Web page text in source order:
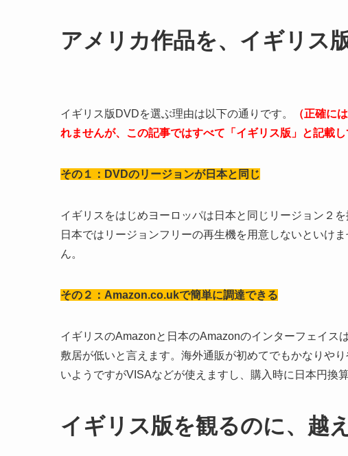
アメリカ作品を、イギリス
イギリス版DVDを選ぶ理由は以下の通りです。
（正確に
れませんが、この記事ではすべて「イギリス版」と記載し
その１：DVDのリージョンが日本と同じ
イギリスをはじめヨーロッパは日本と同じリージョン２
日本ではリージョンフリーの再生機を用意しないといけ
ん。
その２：Amazon.co.ukで簡単に調達できる
イギリスのAmazonと日本のAmazonのインターフェイス
敷居が低いと言えます。海外通販が初めてでもかなりや
いようですがVISAなどが使えますし、購入時に日本円換
イギリス版を観るのに、越